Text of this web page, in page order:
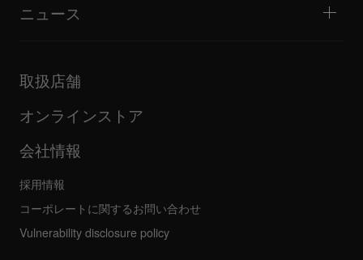
ファームウェア・ドライバのダウンロード
FAQ
コミュニティフォーラム
サービス、修理、保証
ニュース
企業情報
その他
取扱店舗
オンラインストア
会社情報
採用情報
コーポレートに関するお問い合わせ
Vulnerability disclosure policy